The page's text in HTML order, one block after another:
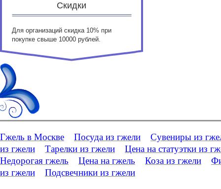
Скидки
Для организаций скидка 10% при
покупке свыше 10000 рублей.
Гжель в Москве Посуда из гжели
Сувениры из
из гжели
Тарелки из гжели
Цена на статуэтки из
Недорогая гжель
Цена на гжель Коза из гжели
из гжели
Подсвечники из гжели